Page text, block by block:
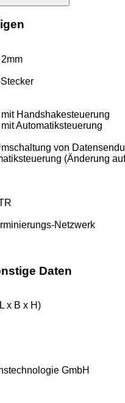
Handshakesteuerung
Automatiksteuerung
von
(Änderung
Netzwerk
Daten
x B x H)
GmbH